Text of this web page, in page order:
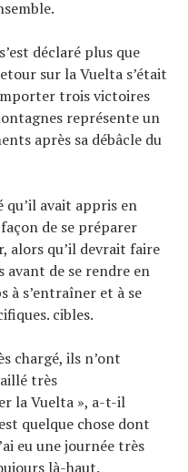
déclaré plus que
sur la Vuelta s’était
trois victoires
représente un
après sa débâcle du
qu’il avait appris en
de se préparer
alors qu’il devrait faire
avant de se rendre en
à s’entraîner et à se
cibles.
chargé, ils n’ont
très
la Vuelta », a-t-il
quelque chose dont
eu une journée très
là-haut.